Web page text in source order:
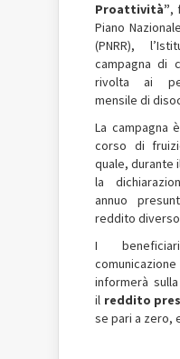
Proattività”,
Piano
(PNRR),
campagna di
rivolta ai
mensile di
La campagna
corso di
quale, durante
la
annuo
reddito
I
informerà
il reddito
se pari a zero,